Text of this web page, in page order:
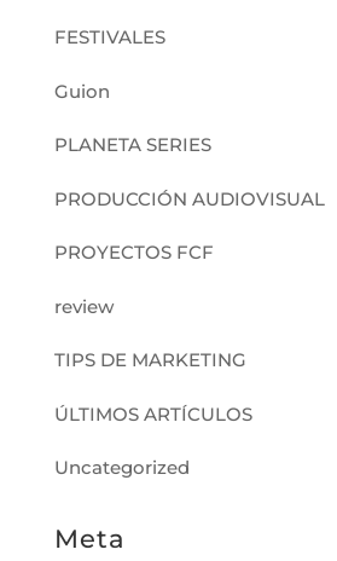
FESTIVALES
Guion
PLANETA SERIES
PRODUCCIÓN AUDIOVISUAL
PROYECTOS FCF
review
TIPS DE MARKETING
ÚLTIMOS ARTÍCULOS
Uncategorized
Meta